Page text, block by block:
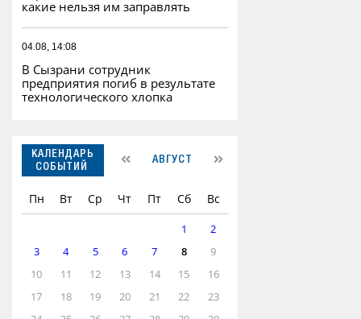
какие нельзя им заправлять
04.08, 14:08
В Сызрани сотрудник
предприятия погиб в результате
технологического хлопка
КАЛЕНДАРЬ
СОБЫТИЙ
АВГУСТ
Пн Вт Ср Чт Пт Сб Вс
1
2
3
4 5 6 7 8
9
10
11 12 13 14 15
16
17
18 19 20 21 22
23